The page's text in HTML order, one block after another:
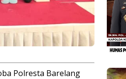
Polresta Barelang